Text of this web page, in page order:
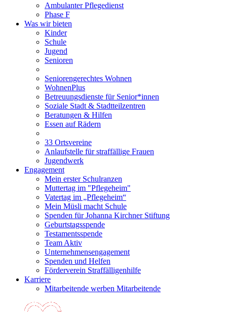
Ambulanter Pflegedienst
Phase F
Was wir bieten
Kinder
Schule
Jugend
Senioren
Seniorengerechtes Wohnen
WohnenPlus
Betreuungsdienste für Senior*innen
Soziale Stadt & Stadtteilzentren
Beratungen & Hilfen
Essen auf Rädern
33 Ortsvereine
Anlaufstelle für straffällige Frauen
Jugendwerk
Engagement
Mein erster Schulranzen
Muttertag im "Pflegeheim"
Vatertag im „Pflegeheim“
Mein Müsli macht Schule
Spenden für Johanna Kirchner Stiftung
Geburtstagsspende
Testamentsspende
Team Aktiv
Unternehmensengagement
Spenden und Helfen
Förderverein Straffälligenhilfe
Karriere
Mitarbeitende werben Mitarbeitende